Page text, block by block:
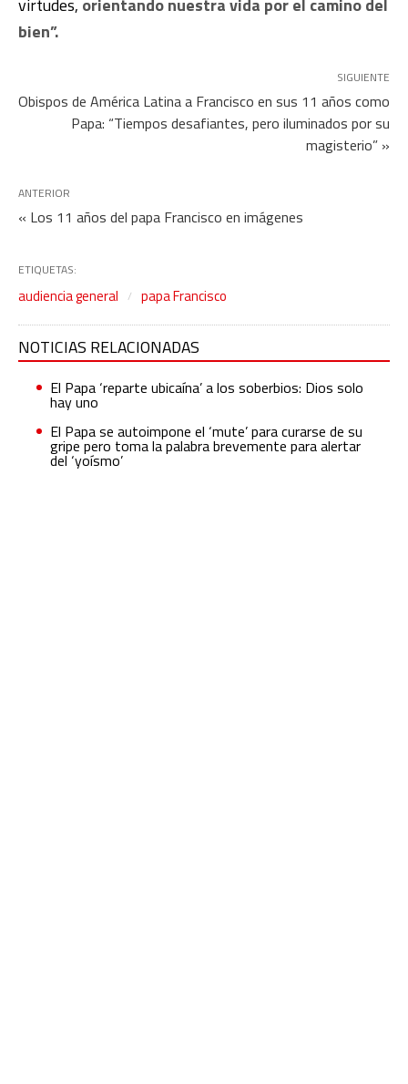
bien”.
SIGUIENTE
Obispos de América Latina a Francisco en sus 11 años como
Papa: “Tiempos desafiantes, pero iluminados por su
magisterio” »
ANTERIOR
« Los 11 años del papa Francisco en imágenes
ETIQUETAS:
audiencia general papa Francisco
NOTICIAS RELACIONADAS
El Papa ‘reparte ubicaína’ a los soberbios: Dios solo
hay uno
El Papa se autoimpone el ‘mute’ para curarse de su
gripe pero toma la palabra brevemente para alertar
del ‘yoísmo’